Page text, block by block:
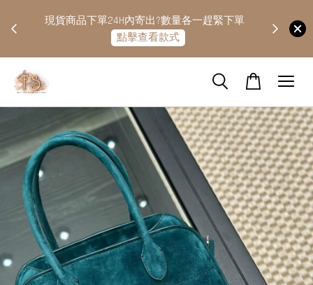
現貨商品下單24H內寄出?數量各一趕緊下單
點擊查看款式